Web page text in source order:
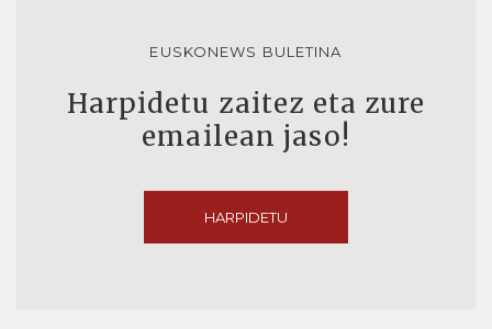
EUSKONEWS BULETINA
Harpidetu zaitez eta zure
emailean jaso!
HARPIDETU